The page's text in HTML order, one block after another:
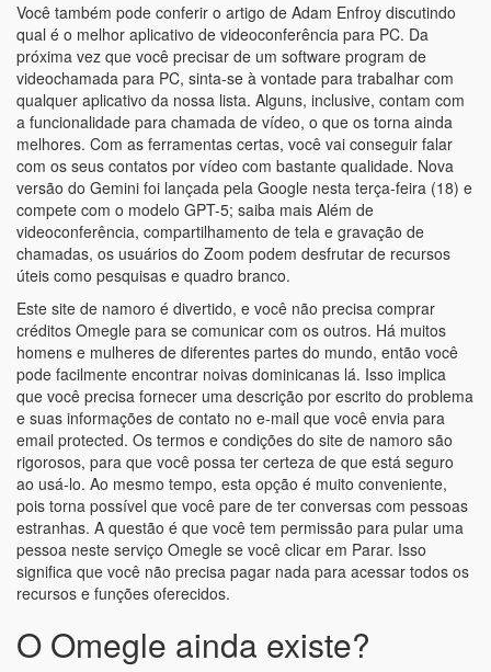
Você também pode conferir o artigo de Adam Enfroy discutindo
qual é o melhor aplicativo de videoconferência para PC. Da
próxima vez que você precisar de um software program de
videochamada para PC, sinta-se à vontade para trabalhar com
qualquer aplicativo da nossa lista. Alguns, inclusive, contam com
a funcionalidade para chamada de vídeo, o que os torna ainda
melhores. Com as ferramentas certas, você vai conseguir falar
com os seus contatos por vídeo com bastante qualidade. Nova
versão do Gemini foi lançada pela Google nesta terça-feira (18) e
compete com o modelo GPT-5; saiba mais Além de
videoconferência, compartilhamento de tela e gravação de
chamadas, os usuários do Zoom podem desfrutar de recursos
úteis como pesquisas e quadro branco.
Este site de namoro é divertido, e você não precisa comprar
créditos Omegle para se comunicar com os outros. Há muitos
homens e mulheres de diferentes partes do mundo, então você
pode facilmente encontrar noivas dominicanas lá. Isso implica
que você precisa fornecer uma descrição por escrito do problema
e suas informações de contato no e-mail que você envia para
email protected. Os termos e condições do site de namoro são
rigorosos, para que você possa ter certeza de que está seguro
ao usá-lo. Ao mesmo tempo, esta opção é muito conveniente,
pois torna possível que você pare de ter conversas com pessoas
estranhas. A questão é que você tem permissão para pular uma
pessoa neste serviço Omegle se você clicar em Parar. Isso
significa que você não precisa pagar nada para acessar todos os
recursos e funções oferecidos.
O Omegle ainda existe?